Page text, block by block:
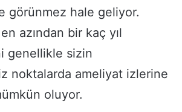
görünmez hale geliyor.
azından bir kaç yıl
genellikle sizin
noktalarda ameliyat izlerine
oluyor.